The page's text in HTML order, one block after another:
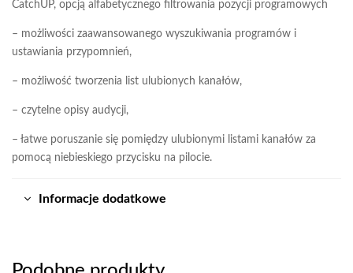
CatchUP, opcją alfabetycznego filtrowania pozycji programowych
– możliwości zaawansowanego wyszukiwania programów i
ustawiania przypomnień,
– możliwość tworzenia list ulubionych kanałów,
– czytelne opisy audycji,
– łatwe poruszanie się pomiędzy ulubionymi listami kanałów za
pomocą niebieskiego przycisku na pilocie.
Informacje dodatkowe